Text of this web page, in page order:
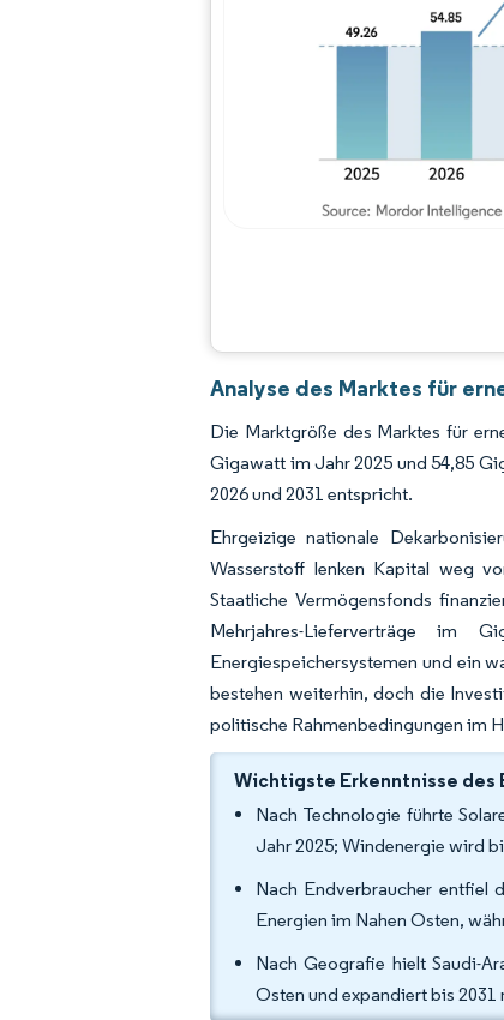
Analyse des Marktes für
Die Marktgröße des Marktes für
Gigawatt im Jahr 2025 und 54,85
2026 und 2031 entspricht.
Ehrgeizige nationale
Wasserstoff lenken Kapital weg
Staatliche Vermögensfonds
Mehrjahres-Lieferverträge im
Energiespeichersystemen und ein
bestehen weiterhin, doch die
politische Rahmenbedingungen im
Wichtigste Erkenntnisse des
Nach Technologie führte
Jahr 2025; Windenergie wird
Nach Endverbraucher entfiel
Energien im Nahen Osten,
Nach Geografie hielt Saudi-
Osten und expandiert bis 2031